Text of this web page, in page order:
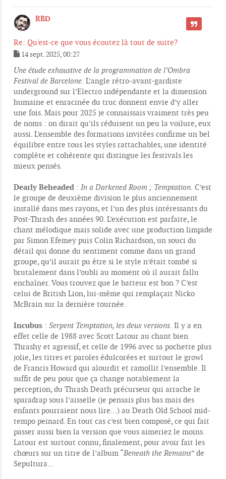
RBD
Re: Qu'est-ce que vous écoutez là tout de suite?
CITER
e
s
s
a
g
e
14 sept. 2025, 00:27
Une étude exhaustive de la programmation de l’Ombra
Festival de Barcelone. L’angle rétro-avant-gardiste
underground sur l’Electro indépendante et la dimension
humaine et enracinée du truc donnent envie d’y aller
une fois. Mais pour 2025 je connaissais vraiment très peu
de noms : on dirait qu’ils réduisent un peu la voilure, eux
aussi. L’ensemble des formations invitées confirme un bel
équilibre entre tous les styles rattachables, une identité
complète et cohérente qui distingue les festivals les
mieux pensés.
Dearly Beheaded : In a Darkened Room ; Temptation. C’est
le groupe de deuxième division le plus anciennement
installé dans mes rayons, et l’un des plus intéressants du
Post-Thrash des années 90. L’exécution est parfaite, le
chant mélodique mais solide avec une production limpide
par Simon Efemey puis Colin Richardson, un souci du
détail qui donne du sentiment comme dans un grand
groupe, qu’il aurait pu être si le style n’était tombé si
brutalement dans l’oubli au moment où il aurait fallu
enchaîner. Vous trouvez que le batteur est bon ? C’est
celui de British Lion, lui-même qui remplaçait Nicko
McBrain sur la dernière tournée.
Incubus : Serpent Temptation, les deux versions. Il y a en
effet celle de 1988 avec Scott Latour au chant bien
Thrashy et agressif, et celle de 1996 avec sa pochette plus
jolie, les titres et paroles édulcorées et surtout le growl
de Francis Howard qui alourdit et ramollit l’ensemble. Il
suffit de peu pour que ça change notablement la
perception, du Thrash Death précurseur qui arrache le
sparadrap sous l’aisselle (je pensais plus bas mais des
enfants pourraient nous lire…) au Death Old School mid-
tempo peinard. En tout cas c’est bien composé, ce qui fait
passer aussi bien la version que vous aimeriez le moins.
Latour est surtout connu, finalement, pour avoir fait les
chœurs sur un titre de l’album “Beneath the Remains” de
Sepultura…